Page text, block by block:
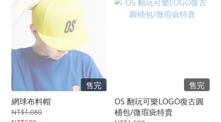
售完
網球布料帽
NT$1,080
售完
OS 翻玩可樂LOGO復古圓
桶包/微瑕疵特賣